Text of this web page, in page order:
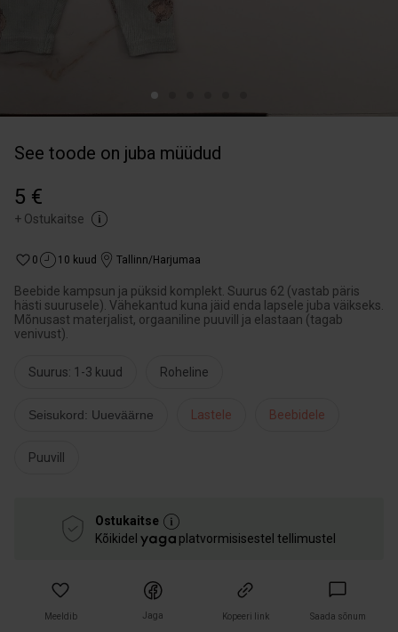
See toode on juba müüdud
5 €
+ Ostukaitse
0 10 kuud Tallinn/Harjumaa
Beebide kampsun ja püksid komplekt. Suurus 62 (vastab päris
hästi suurusele). Vähekantud kuna jäid enda lapsele juba väikseks.
Mõnusast materjalist, orgaaniline puuvill ja elastaan (tagab
venivust).
Suurus: 1-3 kuud Roheline
Seisukord: Uueväärne Lastele Beebidele
Puuvill
Ostukaitse
Kõikidel
platvormisisestel tellimustel
Meeldib Jaga Kopeeri link Saada sõnum